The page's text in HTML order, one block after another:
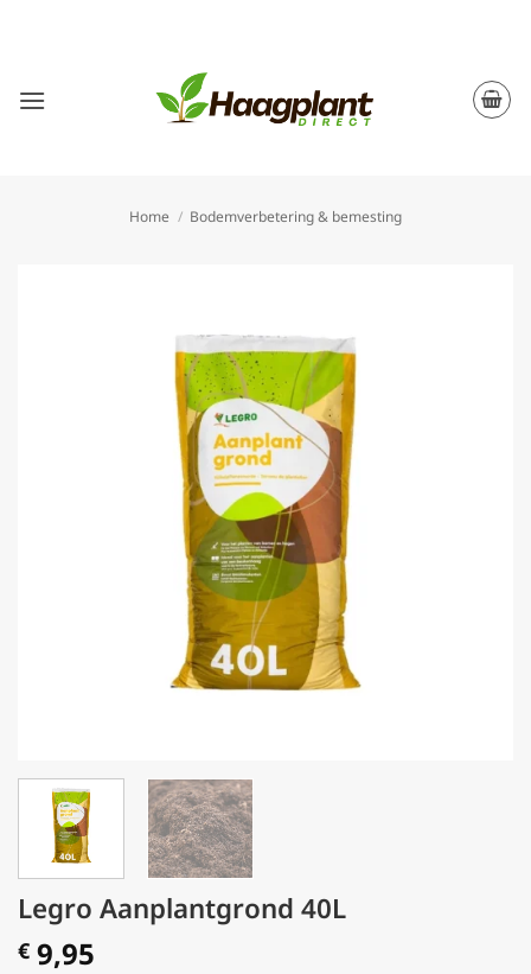
Home / Bodemverbetering & bemesting
Legro Aanplantgrond 40L
€ 9,95